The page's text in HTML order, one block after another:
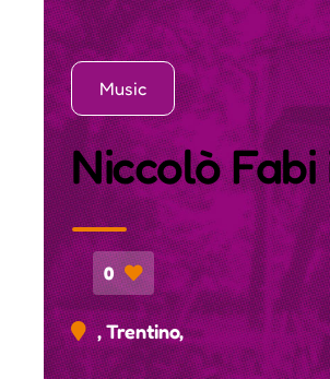
Music
Niccolò
0
, Trentino,